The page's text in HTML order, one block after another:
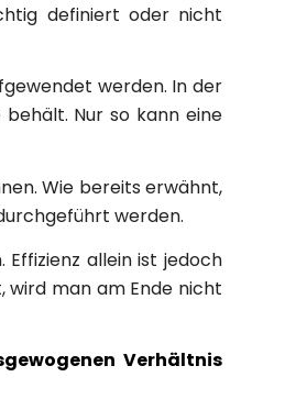
definiert oder nicht
werden. In der
Nur so kann eine
Wie bereits erwähnt,
werden.
allein ist jedoch
man am Ende nicht
Verhältnis